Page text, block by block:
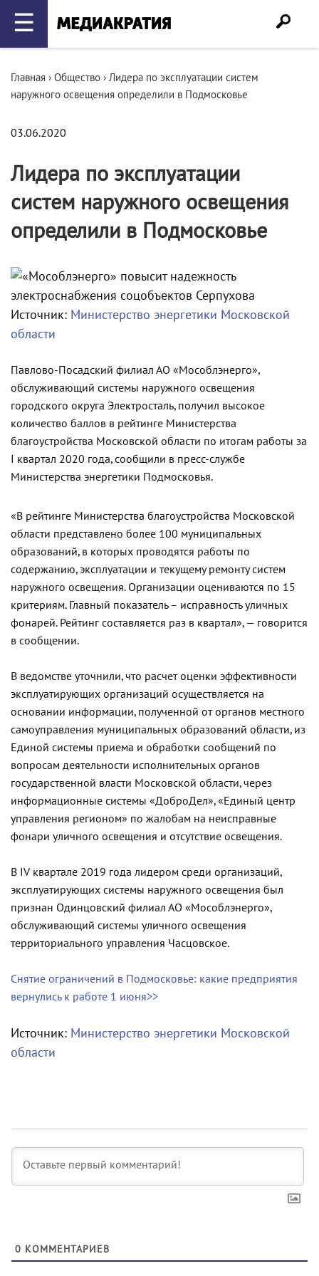
☰
Главная › Общество › Лидера по эксплуатации систем
наружного освещения определили в Подмосковье
03.06.2020
Лидера по эксплуатации
систем наружного освещения
определили в Подмосковье
Источник: Министерство энергетики Московской
области
Павлово-Посадский филиал АО «Мособлэнерго»,
обслуживающий системы наружного освещения
городского округа Электросталь, получил высокое
количество баллов в рейтинге Министерства
благоустройства Московской области по итогам работы за
I квартал 2020 года, сообщили в пресс-службе
Министерства энергетики Подмосковья.
«В рейтинге Министерства благоустройства Московской
области представлено более 100 муниципальных
образований, в которых проводятся работы по
содержанию, эксплуатации и текущему ремонту систем
наружного освещения. Организации оцениваются по 15
критериям. Главный показатель – исправность уличных
фонарей. Рейтинг составляется раз в квартал», — говорится
в сообщении.
В ведомстве уточнили, что расчет оценки эффективности
эксплуатирующих организаций осуществляется на
основании информации, полученной от органов местного
самоуправления муниципальных образований области, из
Единой системы приема и обработки сообщений по
вопросам деятельности исполнительных органов
государственной власти Московской области, через
информационные системы «ДоброДел», «Единый центр
управления регионом» по жалобам на неисправные
фонари уличного освещения и отсутствие освещения.
В IV квартале 2019 года лидером среди организаций,
эксплуатирующих системы наружного освещения был
признан Одинцовский филиал АО «Мособлэнерго»,
обслуживающий системы уличного освещения
территориального управления Часцовское.
Снятие ограничений в Подмосковье: какие предприятия
вернулись к работе 1 июня>>
Источник: Министерство энергетики Московской
области
0 КОММЕНТАРИЕВ